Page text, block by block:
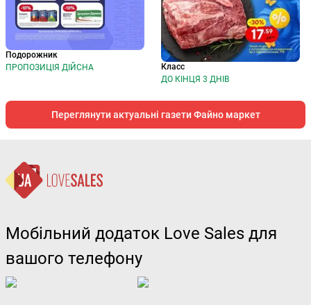
Подорожник
ПРОПОЗИЦІЯ ДІЙСНА
Класс
ДО КІНЦЯ 3 ДНІВ
Переглянути актуальні газети Файно маркет
Мобільний додаток Love Sales для
вашого телефону